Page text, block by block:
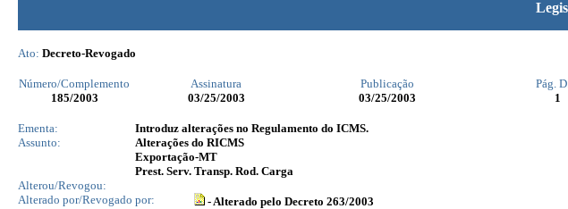
Ato: Decreto-Revogado
Número/Complemento Assinatura Publicação Pág.
185/2003 03/25/2003 03/25/2003 1
Ementa:
Introduz alterações no Regulamento do ICMS.
Assunto:
Alterações do RICMS
Exportação-MT
Prest. Serv. Transp. Rod. Carga
Alterou/Revogou:
Alterado por/Revogado por:
- Alterado pelo Decreto 263/2003